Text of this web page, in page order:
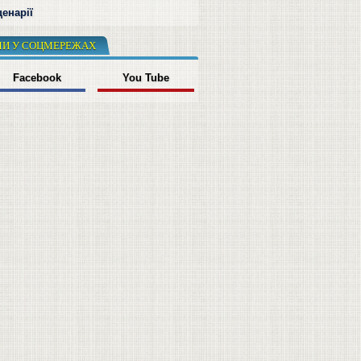
У СОЦМЕРЕЖАХ
Facebook You Tube